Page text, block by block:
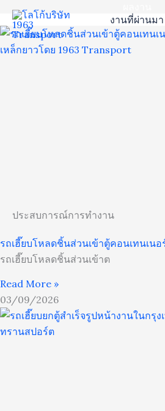
Skip
to
content
งานที่ผ่านมา
ประสบการณ์การทำงาน
รถเฮี๊ยบโหลดชิ้นส่วนเข้าตู้คอนเทนเน
รถเฮี๊ยบโหลดชิ้นส่วนเข้าต
Read More »
03/09/2026